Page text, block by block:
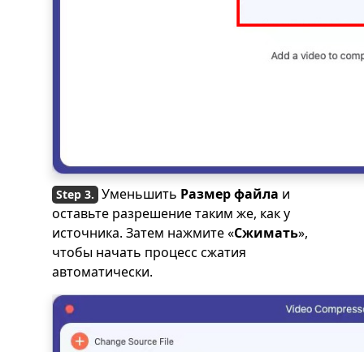
Уменьшить Размер файла и
оставьте разрешение таким же, как у
источника. Затем нажмите «Сжимать»,
чтобы начать процесс сжатия
автоматически.